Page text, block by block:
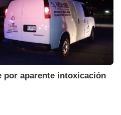
por aparente intoxicación